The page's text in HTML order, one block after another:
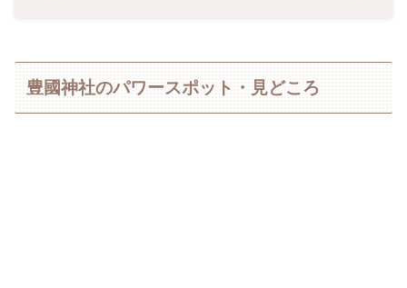
豊國神社のパワースポット・見どころ